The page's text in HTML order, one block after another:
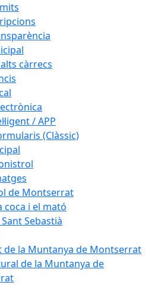
càrrecs
/ APP
(Clàssic)
de Montserrat
coca i el mató
Sebastià
de la Muntanya de Montserrat
de la Muntanya de